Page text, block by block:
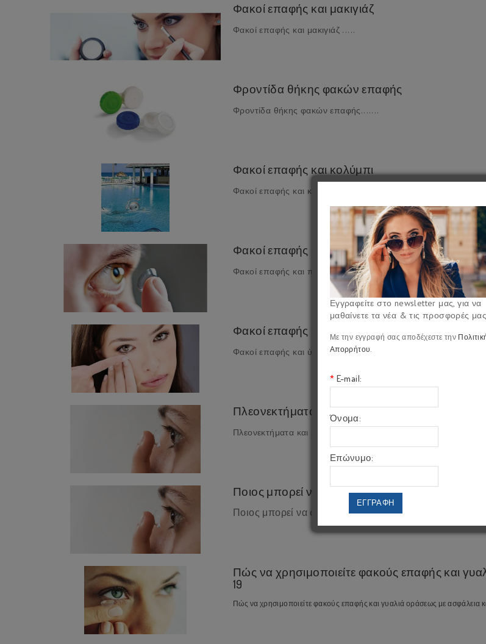
Φακοί επαφής και μακιγιάζ
Φακοί επαφής και μακιγιάζ .....
Φροντίδα θήκης φακών επαφής
Φροντίδα θήκης φακών επαφής.......
Φακοί επαφής και κολύμπι
Φακοί επαφής και κολύμπι ....
Φακοί επαφής και παιδιά
Φακοί επαφής και παιδιά .......
Φακοί επαφής και ύπνος
Φακοί επαφής και ύπνος .......
Πλεονεκτήματα και μειονεκτήματα φακών
Πλεονεκτήματα και μειονεκτήματα φακών επαφής
Ποιος μπορεί να φορέσει φακούς επαφής;
Ποιος μπορεί να φορέσει φακούς επαφής;
Πώς να χρησιμοποιείτε φακούς επαφής και
19
Πώς να χρησιμοποιείτε φακούς επαφής και γυαλιά οράσεως με ασφάλεια
Εγγραφείτε στο newsletter μας, για να
μαθαίνετε τα νέα & τις προσφορές
Με την εγγραφή σας αποδέχεστε την
Απορρήτου
* E-mail:
Όνομα:
Επώνυμο:
ΕΓΓΡΑΦΗ